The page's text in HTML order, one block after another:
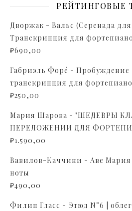
РЕЙТИНГОВЫЕ
Дворжак - Вальс (Серенада для
Транскрипция для фортепиано
₽690,00
Габриэль Форé - Пробуждение |
транскрипция для фортепиано
₽250,00
Мария Шарова - "ШЕДЕВРЫ
ПЕРЕЛОЖЕНИИ ДЛЯ
₽1.590,00
Вавилов-Каччини - Аве Мария
ноты
₽490,00
Филип Гласс - Этюд N°6 |